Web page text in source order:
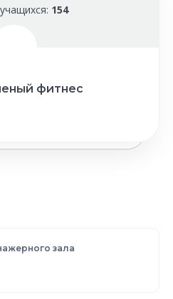
154
фитнес
зала